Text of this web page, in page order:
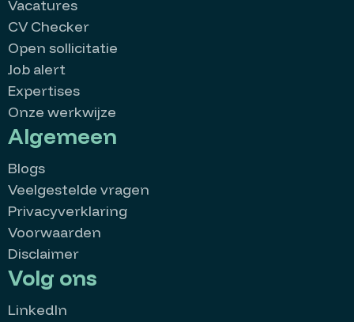
Vacatures
CV Checker
Open sollicitatie
Job alert
Expertises
Onze werkwijze
Algemeen
Blogs
Veelgestelde vragen
Privacyverklaring
Voorwaarden
Disclaimer
Volg ons
LinkedIn